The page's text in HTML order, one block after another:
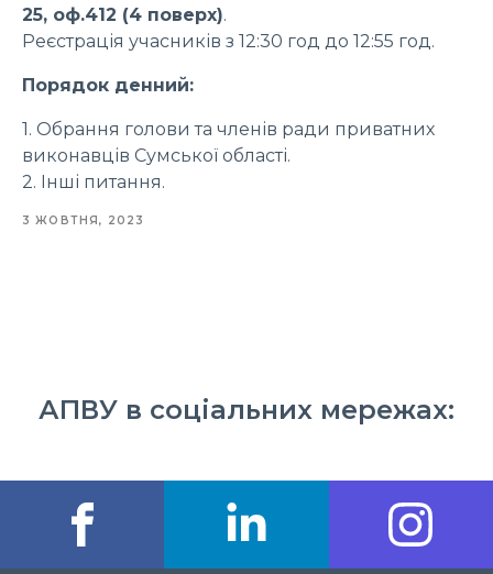
25, оф.412 (4 поверх).
Реєстрація учасників з 12:30 год до 12:55 год.
Порядок денний:
1. Обрання голови та членів ради приватних
виконавців Сумської області.
2. Інші питання.
3 ЖОВТНЯ, 2023
АПВУ в соціальних мережах: